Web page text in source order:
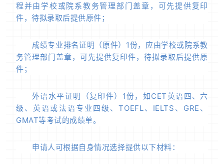
程并由学校或院系教务管理部门盖章，可先提供复印
件，待拟录取后提供原件；
成绩专业排名证明（原件）1份，应由学校或院系教
务管理部门盖章，可先提供复印件，待拟录取后提供原
件；
外语水平证明（复印件）1份，如CET英语四、六
级、英语或法语专业四级、TOEFL、IELTS、GRE、
GMAT等考试的成绩单。
申请人可根据自身情况选择提供以下材料：